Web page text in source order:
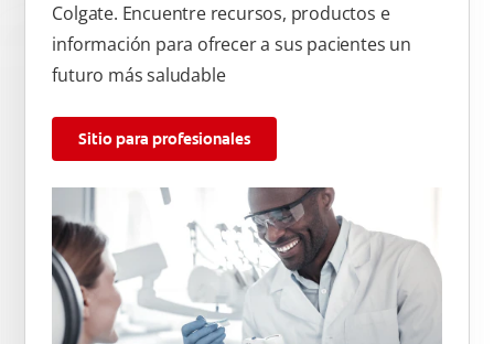
Colgate. Encuentre recursos, productos e
información para ofrecer a sus pacientes un
futuro más saludable
Sitio para profesionales